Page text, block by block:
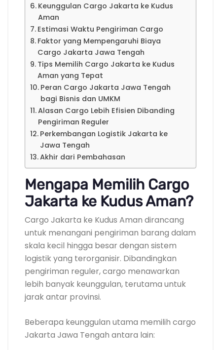
Keunggulan Cargo Jakarta ke Kudus
Aman
Estimasi Waktu Pengiriman Cargo
Faktor yang Mempengaruhi Biaya
Cargo Jakarta Jawa Tengah
Tips Memilih Cargo Jakarta ke Kudus
Aman yang Tepat
Peran Cargo Jakarta Jawa Tengah
bagi Bisnis dan UMKM
Alasan Cargo Lebih Efisien Dibanding
Pengiriman Reguler
Perkembangan Logistik Jakarta ke
Jawa Tengah
Akhir dari Pembahasan
Mengapa Memilih Cargo
Jakarta ke Kudus Aman?
Cargo Jakarta ke Kudus Aman dirancang
untuk menangani pengiriman barang dalam
skala kecil hingga besar dengan sistem
logistik yang terorganisir. Dibandingkan
pengiriman reguler, cargo menawarkan
lebih banyak keunggulan, terutama untuk
jarak antar provinsi.
Beberapa keunggulan utama memilih cargo
Jakarta Jawa Tengah antara lain: